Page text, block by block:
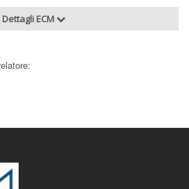
Dettagli ECM